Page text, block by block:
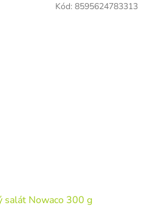
salát Nowaco 300 g
Kód: 8595624783313